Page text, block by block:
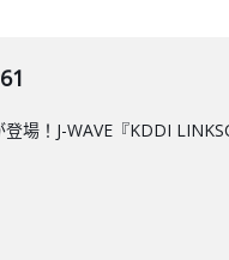
！J-WAVE『KDDI